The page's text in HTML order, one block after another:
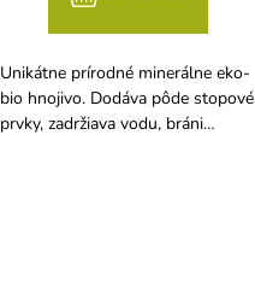
Unikátne prírodné minerálne eko-
bio hnojivo. Dodáva pôde stopové
prvky, zadržiava vodu, bráni